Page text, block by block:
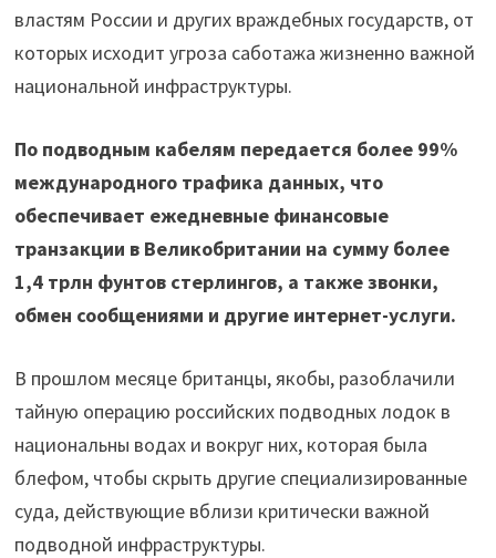
властям России и других враждебных государств, от
которых исходит угроза саботажа жизненно важной
национальной инфраструктуры.
По подводным кабелям передается более 99%
международного трафика данных, что
обеспечивает ежедневные финансовые
транзакции в Великобритании на сумму более
1,4 трлн фунтов стерлингов, а также звонки,
обмен сообщениями и другие интернет-услуги.
В прошлом месяце британцы, якобы, разоблачили
тайную операцию российских подводных лодок в
национальны водах и вокруг них, которая была
блефом, чтобы скрыть другие специализированные
суда, действующие вблизи критически важной
подводной инфраструктуры.